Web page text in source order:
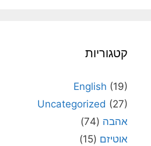
קטגוריות
English (19)
Uncategorized (27)
אהבה (74)
אוטיזם (15)